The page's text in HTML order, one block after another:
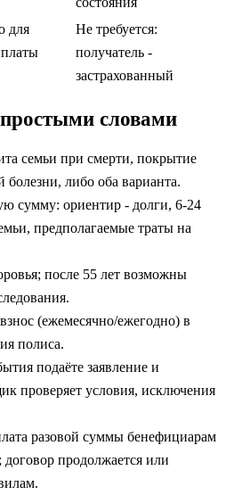
для
Не требуется:
получатель -
застрахованный
словами
семьи при смерти, покрытие
болезни, либо оба варианта.
сумму: ориентир - долги, 6-24
предполагаемые траты на
после 55 лет возможны
(ежемесячно/ежегодно) в
полиса.
подаёте заявление и
проверяет условия, исключения
разовой суммы бенефициарам
продолжается или